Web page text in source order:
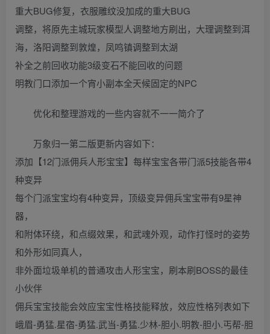
重大BUG修复，衣服雕纹没加成的重大BUG
调整，将原先主城玩家模型人调整地方刷出，大理调整到洱
海，洛阳调整到敦煌，凤鸣镇调整到太湖
补全之前回收功能3级变石不能回收的问题
明教门口添加一个宵小副本全天候固定的NPC
优化和整理游戏的一些内容就不一一简介了
万象归一第二版更新内容如下：
添加【12门派佣兵人形宝宝】每样宝宝各带门派5技能各带4
种变异
每个门派宝宝均有4种变异，顶级变异佣兵宝宝带有9星神
器，
和附体环绕，和点缀效果，和武魂外观，动作打怪时的姿势
和外形如同真人，
非外面垃圾单机的普通攻击人形宝宝，刷本刷BOSS的最佳
小伙伴
佣兵宝宝技能会效应宝宝性格技能释放，效应性格列表如下
峨眉-勇猛.星宿-勇猛.武当-勇猛.少林-胆小.明教-胆小.丐帮-胆